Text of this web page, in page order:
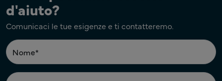
d'aiuto?
Comunicaci le tue esigenze e ti contatteremo.